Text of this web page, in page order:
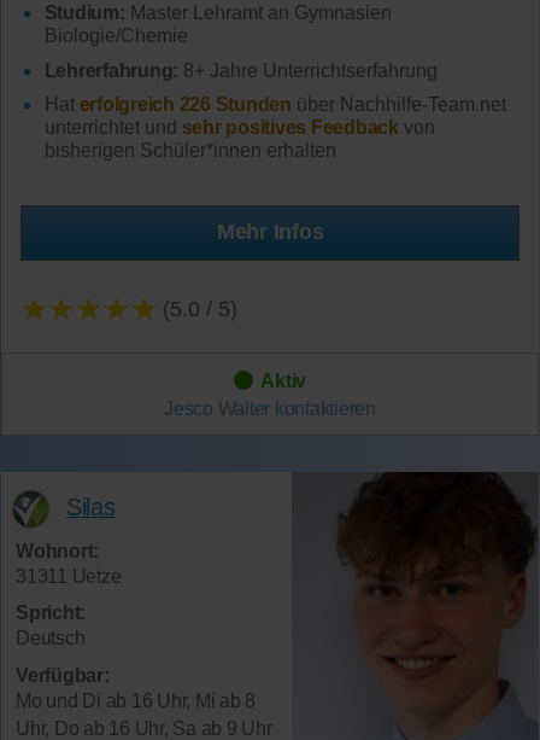
Studium: Master Lehramt an Gymnasien
Biologie/Chemie
Lehrerfahrung: 8+ Jahre Unterrichtserfahrung
Hat erfolgreich 226 Stunden über Nachhilfe-Team.net
unterrichtet und sehr positives Feedbackvon
bisherigen Schüler*innen erhalten
Mehr Infos
★★★★★ (5.0 / 5)
Aktiv
Jesco Walter kontaktieren
Silas
Wohnort:
31311 Uetze
Spricht:
Deutsch
Verfügbar:
Mo und Di ab 16 Uhr, Mi ab 8
Uhr, Do ab 16 Uhr, Sa ab 9 Uhr